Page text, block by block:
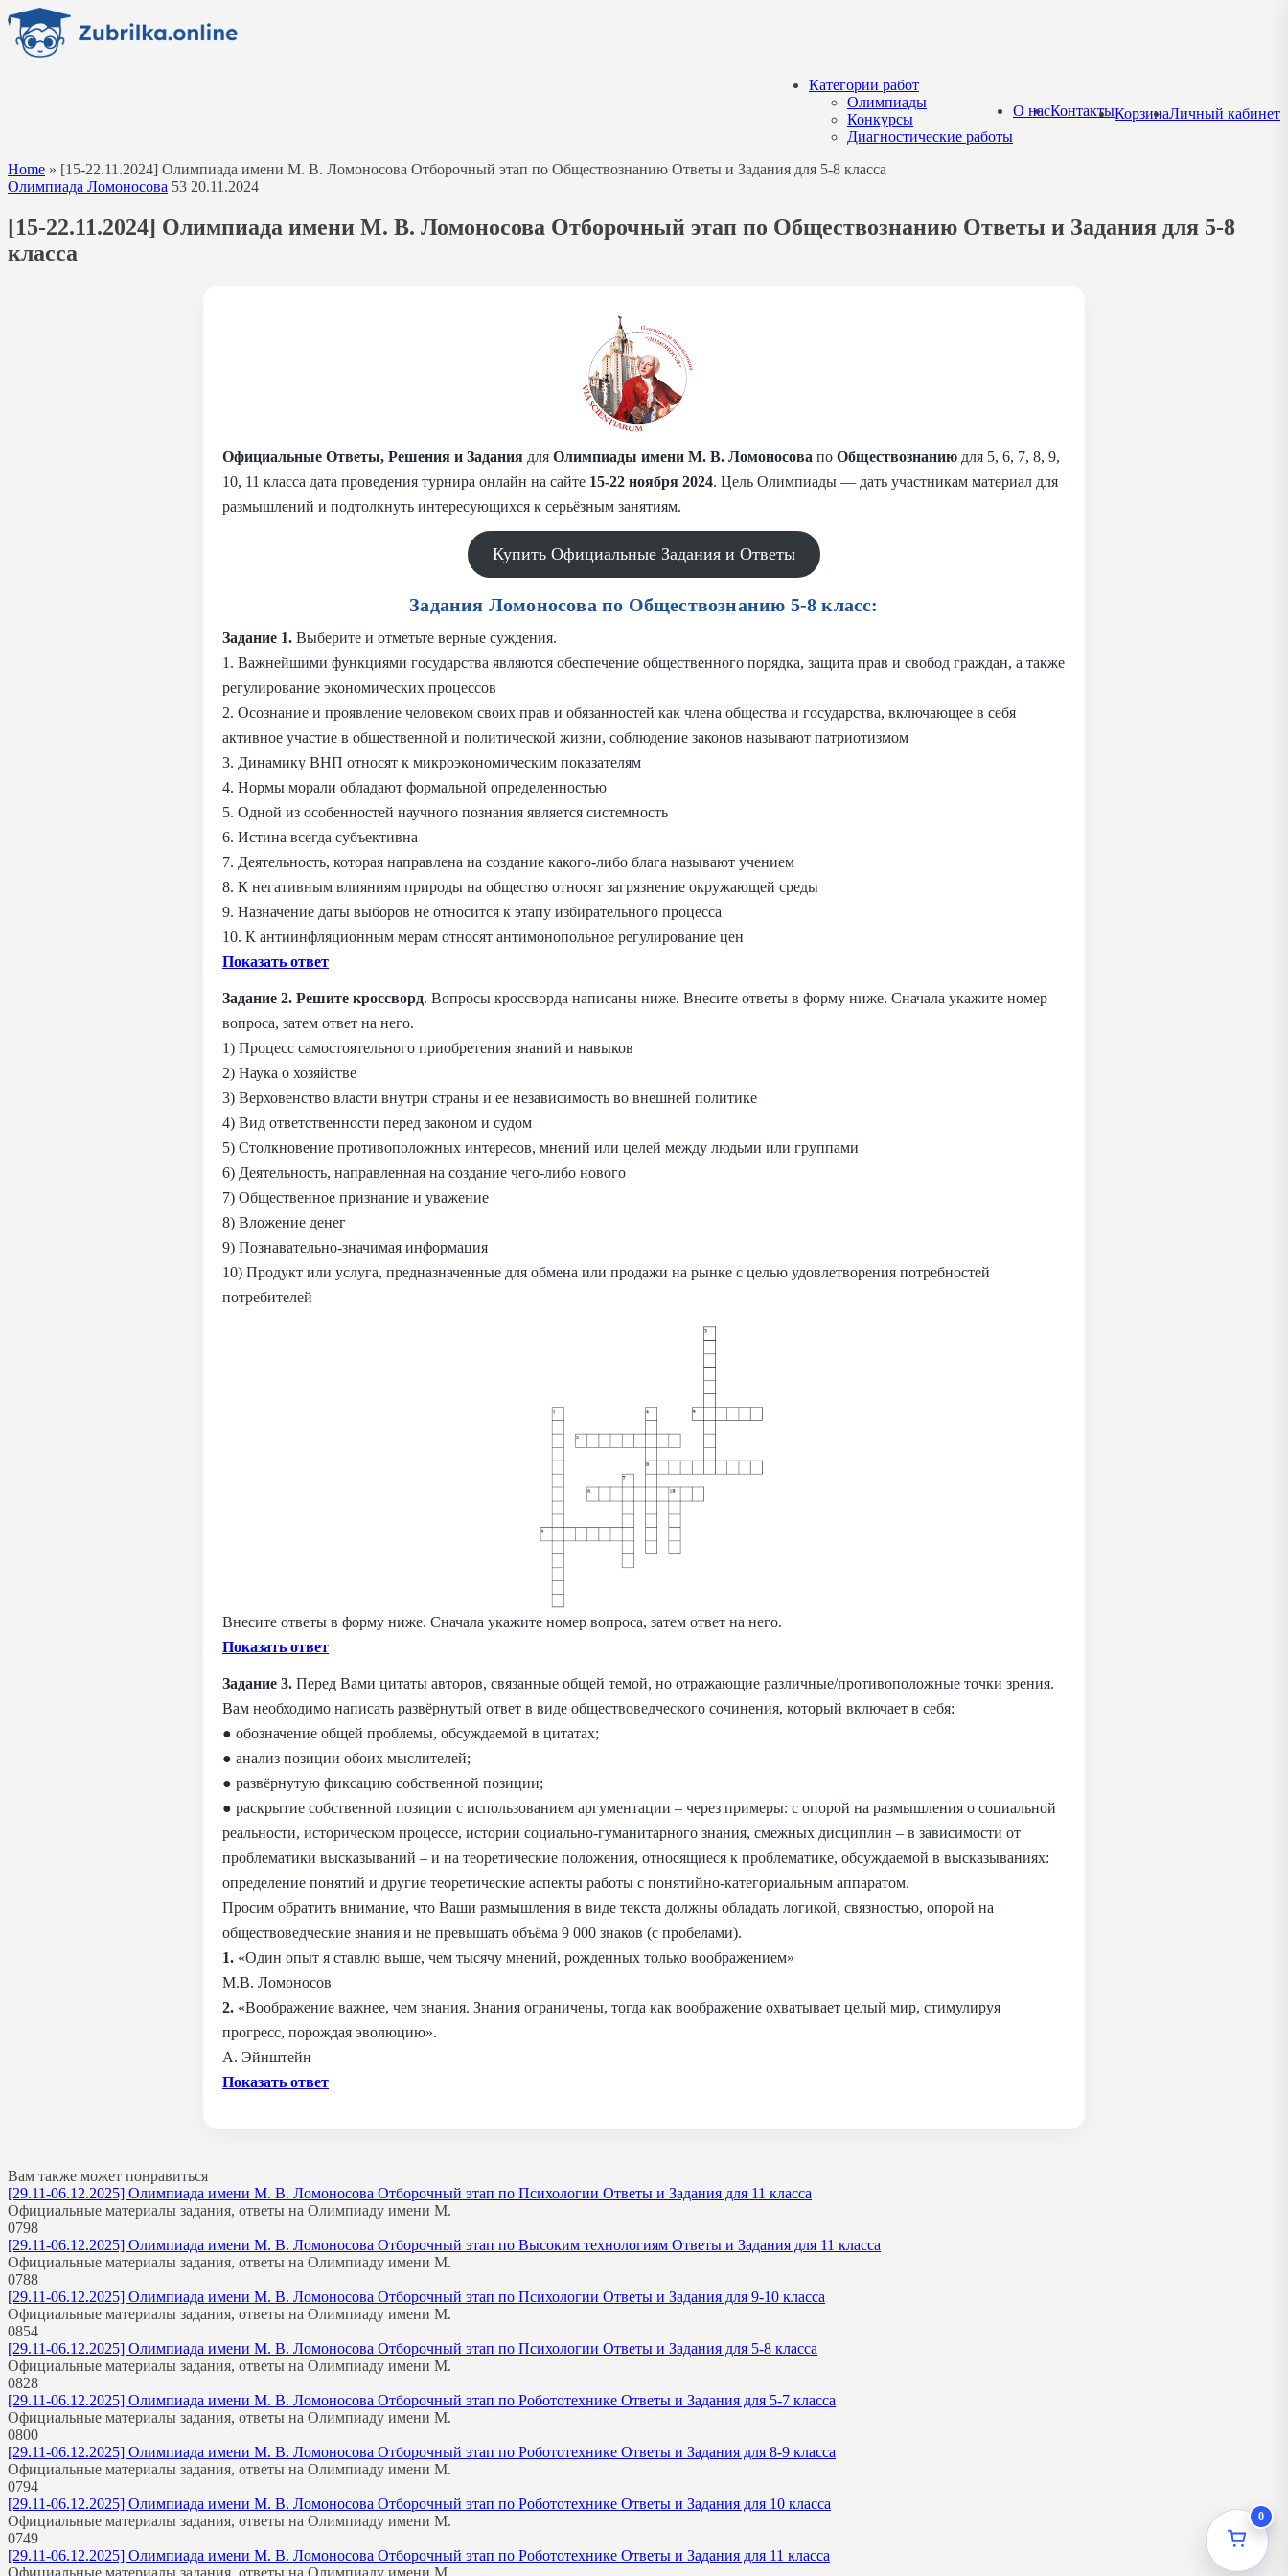
Перейти
содержанию
Категории работ
Олимпиады
Конкурсы
Диагностические работы
О насКонтактыКорзинаЛичный кабинет
Home » [15-22.11.2024] Олимпиада имени М. В. Ломоносова Отборочный этап по Обществознанию Ответы и Задания для 5-8 класса
Олимпиада Ломоносова 53 20.11.2024
[15-22.11.2024] Олимпиада имени М. В. Ломоносова Отборочный этап по Обществознанию Ответы и Задания для 5-8
класса
Официальные Ответы, Решения и Задания для Олимпиады имени М. В. Ломоносова по Обществознанию для 5, 6, 7, 8, 9,
10, 11 класса дата проведения турнира онлайн на сайте 15-22 ноября 2024. Цель Олимпиады — дать участникам материал для
размышлений и подтолкнуть интересующихся к серьёзным занятиям.
Купить Официальные Задания и Ответы
Задания Ломоносова по Обществознанию 5-8 класс:
Задание 1. Выберите и отметьте верные суждения.
1. Важнейшими функциями государства являются обеспечение общественного порядка, защита прав и свобод граждан, а также
регулирование экономических процессов
2. Осознание и проявление человеком своих прав и обязанностей как члена общества и государства, включающее в себя
активное участие в общественной и политической жизни, соблюдение законов называют патриотизмом
3. Динамику ВНП относят к микроэкономическим показателям
4. Нормы морали обладают формальной определенностью
5. Одной из особенностей научного познания является системность
6. Истина всегда субъективна
7. Деятельность, которая направлена на создание какого-либо блага называют учением
8. К негативным влияниям природы на общество относят загрязнение окружающей среды
9. Назначение даты выборов не относится к этапу избирательного процесса
10. К антиинфляционным мерам относят антимонопольное регулирование цен
Показать ответ
Задание 2. Решите кроссворд. Вопросы кроссворда написаны ниже. Внесите ответы в форму ниже. Сначала укажите номер
вопроса, затем ответ на него.
1) Процесс самостоятельного приобретения знаний и навыков
2) Наука о хозяйстве
3) Верховенство власти внутри страны и ее независимость во внешней политике
4) Вид ответственности перед законом и судом
5) Столкновение противоположных интересов, мнений или целей между людьми или группами
6) Деятельность, направленная на создание чего-либо нового
7) Общественное признание и уважение
8) Вложение денег
9) Познавательно-значимая информация
10) Продукт или услуга, предназначенные для обмена или продажи на рынке с целью удовлетворения потребностей
потребителей
Внесите ответы в форму ниже. Сначала укажите номер вопроса, затем ответ на него.
Показать ответ
Задание 3. Перед Вами цитаты авторов, связанные общей темой, но отражающие различные/противоположные точки зрения.
Вам необходимо написать развёрнутый ответ в виде обществоведческого сочинения, который включает в себя:
● обозначение общей проблемы, обсуждаемой в цитатах;
● анализ позиции обоих мыслителей;
● развёрнутую фиксацию собственной позиции;
● раскрытие собственной позиции с использованием аргументации – через примеры: с опорой на размышления о социальной
реальности, историческом процессе, истории социально-гуманитарного знания, смежных дисциплин – в зависимости от
проблематики высказываний – и на теоретические положения, относящиеся к проблематике, обсуждаемой в высказываниях:
определение понятий и другие теоретические аспекты работы с понятийно-категориальным аппаратом.
Просим обратить внимание, что Ваши размышления в виде текста должны обладать логикой, связностью, опорой на
обществоведческие знания и не превышать объёма 9 000 знаков (с пробелами).
1. «Один опыт я ставлю выше, чем тысячу мнений, рожденных только воображением»
М.В. Ломоносов
2. «Воображение важнее, чем знания. Знания ограничены, тогда как воображение охватывает целый мир, стимулируя
прогресс, порождая эволюцию».
А. Эйнштейн
Показать ответ
Вам также может понравиться
[29.11-06.12.2025] Олимпиада имени М. В. Ломоносова Отборочный этап по Психологии Ответы и Задания для 11 класса
Официальные материалы задания, ответы на Олимпиаду имени М.
0798
[29.11-06.12.2025] Олимпиада имени М. В. Ломоносова Отборочный этап по Высоким технологиям Ответы и Задания для 11 класса
Официальные материалы задания, ответы на Олимпиаду имени М.
0788
[29.11-06.12.2025] Олимпиада имени М. В. Ломоносова Отборочный этап по Психологии Ответы и Задания для 9-10 класса
Официальные материалы задания, ответы на Олимпиаду имени М.
0854
[29.11-06.12.2025] Олимпиада имени М. В. Ломоносова Отборочный этап по Психологии Ответы и Задания для 5-8 класса
Официальные материалы задания, ответы на Олимпиаду имени М.
0828
[29.11-06.12.2025] Олимпиада имени М. В. Ломоносова Отборочный этап по Робототехнике Ответы и Задания для 5-7 класса
Официальные материалы задания, ответы на Олимпиаду имени М.
0800
[29.11-06.12.2025] Олимпиада имени М. В. Ломоносова Отборочный этап по Робототехнике Ответы и Задания для 8-9 класса
Официальные материалы задания, ответы на Олимпиаду имени М.
0794
[29.11-06.12.2025] Олимпиада имени М. В. Ломоносова Отборочный этап по Робототехнике Ответы и Задания для 10 класса
Официальные материалы задания, ответы на Олимпиаду имени М.
0749
[29.11-06.12.2025] Олимпиада имени М. В. Ломоносова Отборочный этап по Робототехнике Ответы и Задания для 11 класса
Официальные материалы задания, ответы на Олимпиаду имени М.
0